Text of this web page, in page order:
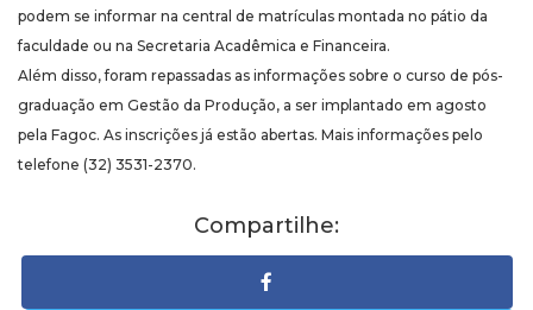
podem se informar na central de matrículas montada no pátio da
faculdade ou na Secretaria Acadêmica e Financeira.
Além disso, foram repassadas as informações sobre o curso de pós-
graduação em Gestão da Produção, a ser implantado em agosto
pela Fagoc. As inscrições já estão abertas. Mais informações pelo
telefone (32) 3531-2370.
Compartilhe: